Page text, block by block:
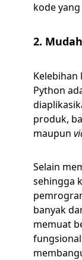
kode
2.
Python
produk,
maupun
Selain
sehingga
banyak
memuat